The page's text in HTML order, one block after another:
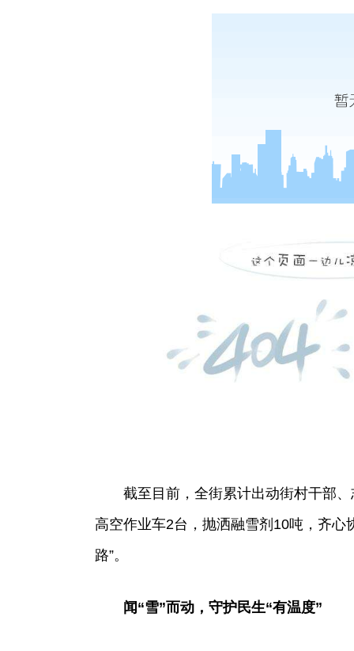
截至目前，全街累计出动街村干部
高空作业车2台，抛洒融雪剂10吨，齐心
路”。
闻“雪”而动，守护民生“有温度”